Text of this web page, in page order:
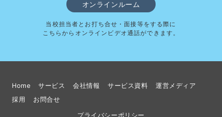
オンラインルーム
当校担当者とお打ち合せ・面接等をする際に
こちらからオンラインビデオ通話ができます。
Home サービス 会社情報 サービス資料
運営メディア
採用
お問合せ
プライバシーポリシー